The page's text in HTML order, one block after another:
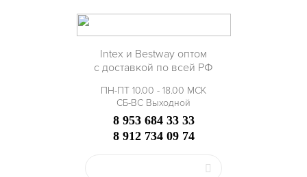
Intex и Bestway оптом
с доставкой по всей РФ
ПН-ПТ 10.00 - 18.00 МСК
СБ-ВС Выходной
8 953 684 33 33
8 912 734 09 74